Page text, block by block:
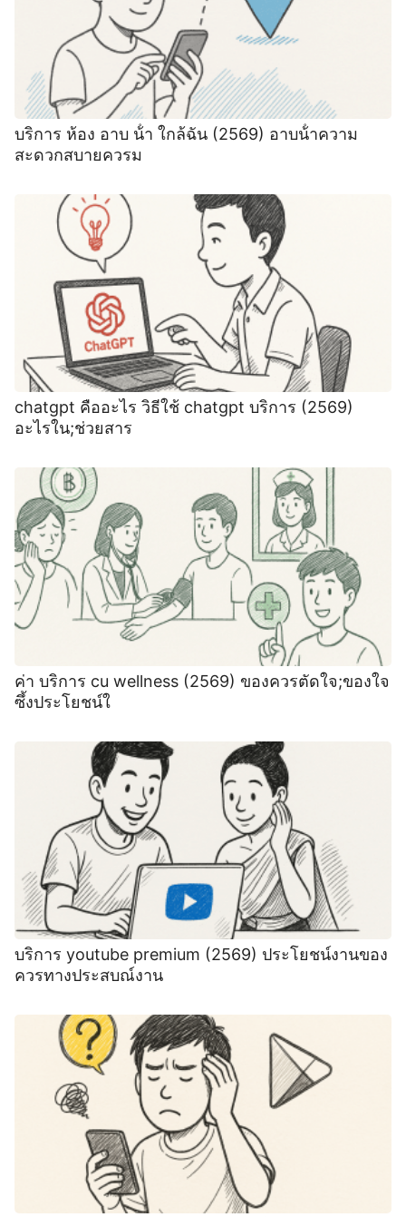
บริการ ห้อง อาบ น้ํา ใกล้ฉัน (2569) อาบน้ําความ
สะดวกสบายควรม
chatgpt คืออะไร วิธีใช้ chatgpt บริการ (2569)
อะไรใน;ช่วยสาร
ค่า บริการ cu wellness (2569) ของควรตัดใจ;ของใจ
ซึ้งประโยชน์ใ
บริการ youtube premium (2569) ประโยชน์งานของ
ควรทางประสบณ์งาน